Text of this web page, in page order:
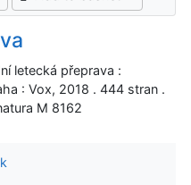
letecká přeprava :
: Vox, 2018 . 444 stran .
M 8162